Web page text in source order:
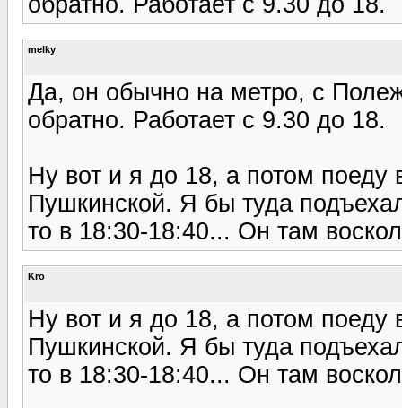
melky
Да, он обычно на метро, с
обратно. Работает с 9.30 до 18.
Ну вот и я до 18, а потом поеду
Пушкинской. Я бы туда
то в 18:30-18:40... Он там
Kro
Ну вот и я до 18, а потом поеду
Пушкинской. Я бы туда
то в 18:30-18:40... Он там